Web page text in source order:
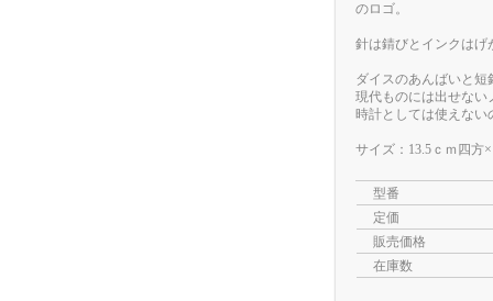
のロゴ。
針は錆びとインクはげ
ダイスのあんばいと
現代ものには出せない
時計としては使えな
サイズ：13.5ｃｍ四方
型番
定価
販売価格
在庫数